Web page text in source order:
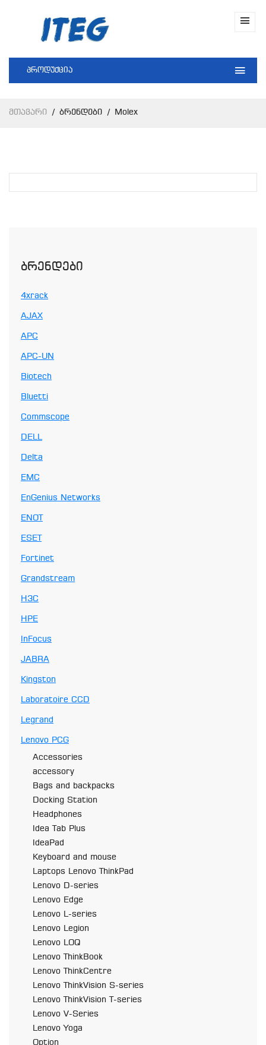
პროდუქცია
Მთავარი Ბრენდები Molex
Ბრენდები
4xrack
AJAX
APC
APC-UN
Biotech
Bluetti
Commscope
DELL
Delta
EMC
EnGenius Networks
ENOT
ESET
Fortinet
Grandstream
H3C
HPE
InFocus
JABRA
Kingston
Laboratoire CCD
Legrand
Lenovo PCG
Accessories
accessory
Bags and backpacks
Docking Station
Headphones
Idea Tab Plus
IdeaPad
Keyboard and mouse
Laptops Lenovo ThinkPad
Lenovo D-series
Lenovo Edge
Lenovo L-series
Lenovo Legion
Lenovo LOQ
Lenovo ThinkBook
Lenovo ThinkCentre
Lenovo ThinkVision S-series
Lenovo ThinkVision T-series
Lenovo V-Series
Lenovo Yoga
Option